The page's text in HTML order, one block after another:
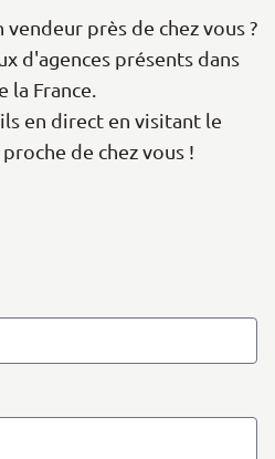
près de chez vous ?
d'agences présents dans
la France.
en direct en visitant le
de chez vous !